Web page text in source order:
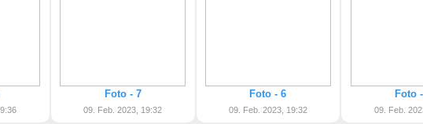
Foto - 7
09. Feb. 2023, 19:32
Foto - 6
09. Feb. 2023, 19:32
Foto
09. Feb.